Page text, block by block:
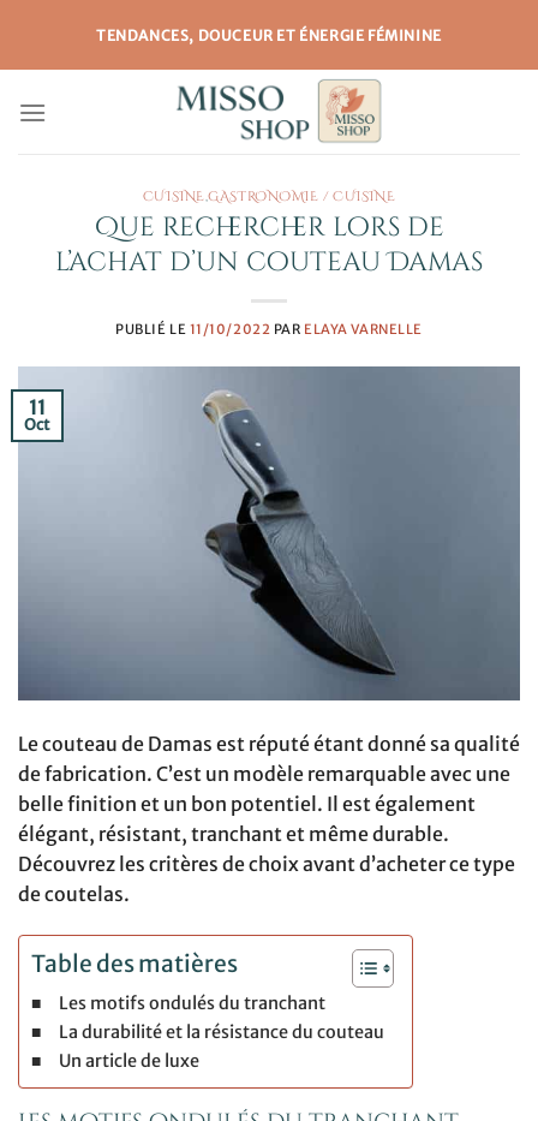
contenu
TENDANCES, DOUCEUR ET ÉNERGIE FÉMININE
CUISINE,GASTRONOMIE / CUISINE
Que rechercher lors de
l’achat d’un couteau Damas
PUBLIÉ LE 11/10/2022 PAR ELAYA VARNELLE
11
Oct
Le couteau de Damas est réputé étant donné sa qualité
de fabrication. C’est un modèle remarquable avec une
belle finition et un bon potentiel. Il est également
élégant, résistant, tranchant et même durable.
Découvrez les critères de choix avant d’acheter ce type
de coutelas.
Table des matières
Les motifs ondulés du tranchant
La durabilité et la résistance du couteau
Un article de luxe